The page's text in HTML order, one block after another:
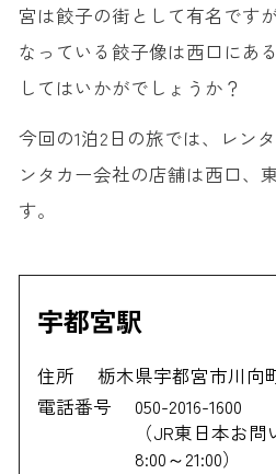
宮は餃子の街として有名です
なっている餃子像は西口にあ
してはいかがでしょうか？
今回の1泊2日の旅では、レン
ンタカー会社の店舗は西口、
す。
宇都宮駅
住所 栃木県宇都宮市川向
電話番号
050-2016-1600
（JR東日本お
8:00～21:00）